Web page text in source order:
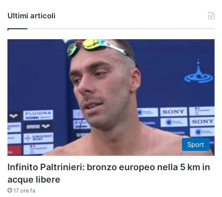
Ultimi articoli
Sport
Infinito Paltrinieri: bronzo europeo nella 5 km in
acque libere
17 ore fa